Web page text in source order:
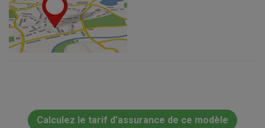
Calculez le tarif d'assurance de ce modèle